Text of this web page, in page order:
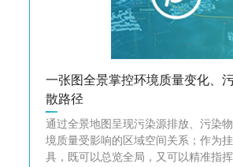
一张图全景掌控环境质量变化、
散路径
通过全景地图呈现污染源排放、污染
境质量受影响的区域空间关系；作为
具，既可以总览全局，又可以精准指挥